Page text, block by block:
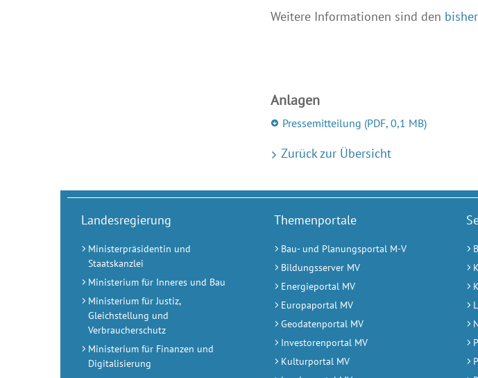
Weitere Informationen sind den
Anlagen
Pressemitteilung (PDF, 0,1 MB)
Zurück zur Übersicht
Landesregierung
Ministerpräsidentin und
Staatskanzlei
Ministerium für Inneres und Bau
Ministerium für Justiz,
Gleichstellung und
Verbraucherschutz
Ministerium für Finanzen und
Digitalisierung
Themenportale
Bau- und Planungsportal M-V
Bildungsserver MV
Energieportal MV
Europaportal MV
Geodatenportal MV
Investorenportal MV
Kulturportal MV